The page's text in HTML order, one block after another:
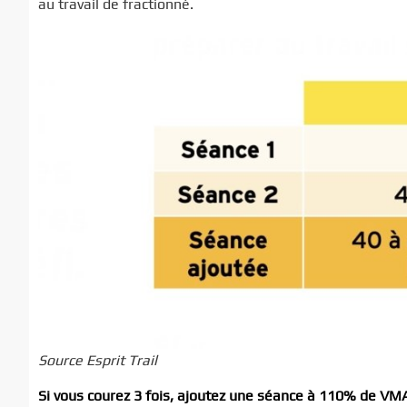
au travail de fractionné.
Source Esprit Trail
Si vous courez 3 fois, ajoutez une séance à 110% de